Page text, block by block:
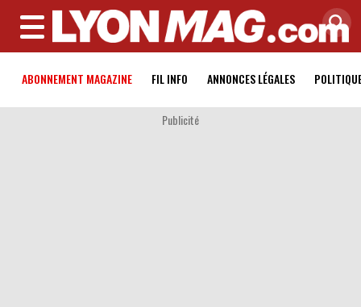
MENU
ABONNEMENT MAGAZINE FIL INFO ANNONCES LÉGALES
Publicité